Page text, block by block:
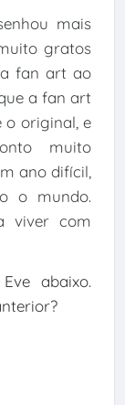
mais
gratos
a fan art ao
a fan art
o original, e
muito
ano difícil,
o mundo.
viver com
abaixo.